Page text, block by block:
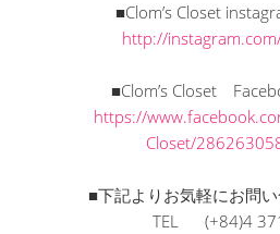
■Clom’s Closet
http://
■Clom’s Closet
https://
Closet/
■下記よりお気軽にお問
TEL (+84)4